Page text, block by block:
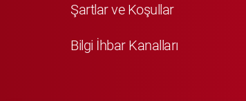
Şartlar ve Koşullar
Bilgi İhbar Kanalları